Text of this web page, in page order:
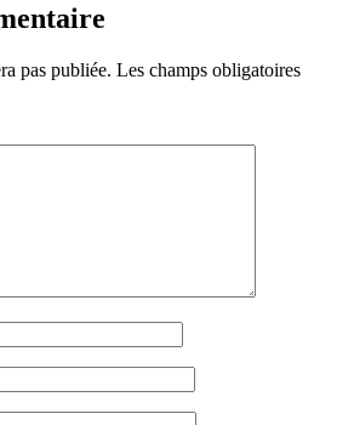
pas publiée. Les champs obligatoires